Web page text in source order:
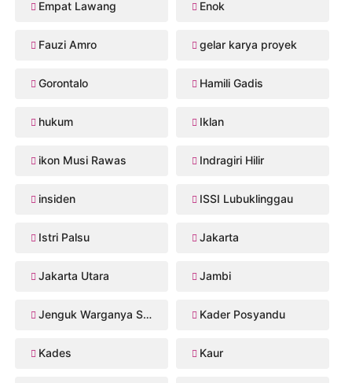
Empat Lawang Enok
Fauzi Amro gelar karya proyek
Gorontalo Hamili Gadis
hukum Iklan
ikon Musi Rawas Indragiri Hilir
insiden ISSI Lubuklinggau
Istri Palsu Jakarta
Jakarta Utara Jambi
Jenguk Warganya Sakit Kader Posyandu
Kades Kaur